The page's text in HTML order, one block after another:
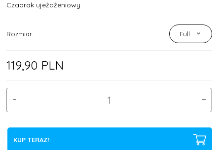
Czaprak ujeżdżeniowy
Rozmiar: Full
119,90 PLN
KUP TERAZ!